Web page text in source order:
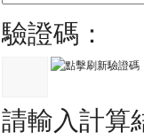
驗證碼：
請輸入計算